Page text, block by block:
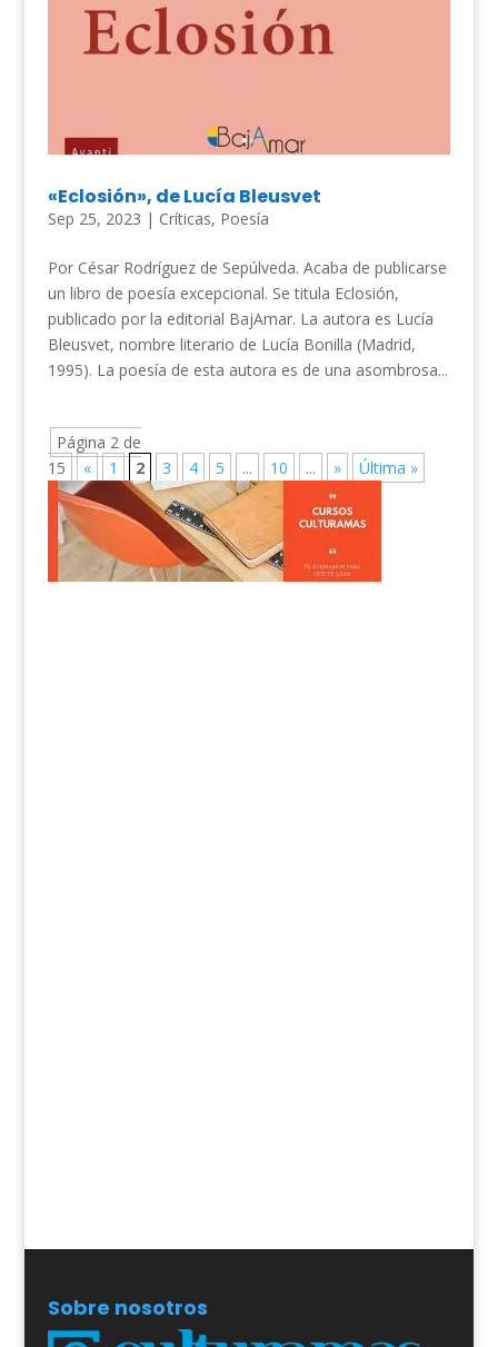
«Eclosión», de Lucía Bleusvet
Sep 25, 2023 | Críticas, Poesía
Por César Rodríguez de Sepúlveda. Acaba de publicarse
un libro de poesía excepcional. Se titula Eclosión,
publicado por la editorial BajAmar. La autora es Lucía
Bleusvet, nombre literario de Lucía Bonilla (Madrid,
1995). La poesía de esta autora es de una asombrosa...
Página 2 de
15
« 1 2 3 4 5 ... 10 ... » Última »
Sobre nosotros